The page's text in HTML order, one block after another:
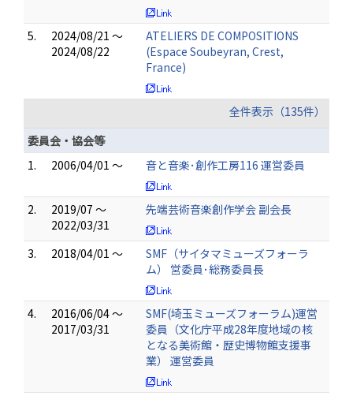
5.
2024/08/21 ～
2024/08/22
ATELIERS DE COMPOSITIONS
(Espace Soubeyran, Crest,
France)
全件表示（135件）
委員会・協会等
1.
2006/04/01 ～ 音と音楽･創作工房116 運営委員
2.
2019/07 ～
2022/03/31
先端芸術音楽創作学会 副会長
3. 2018/04/01 ～
SMF（サイタマミューズフォーラ
ム） 営委員･総務委員長
4.
2016/06/04 ～
2017/03/31
SMF(埼玉ミューズフォーラム)運営
委員（文化庁平成28年度地域の核
となる美術館・歴史博物館支援事
業） 運営委員